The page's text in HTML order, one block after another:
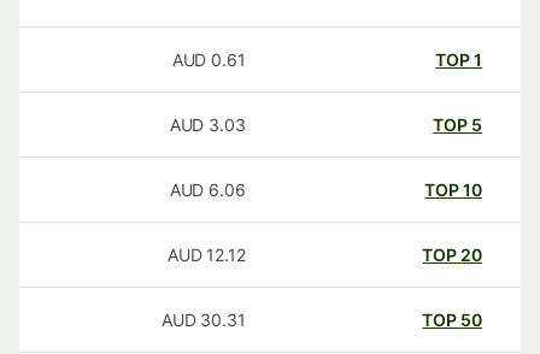
TOP
0.61
AUD
TOP
3.03
AUD
TOP
6.06
AUD
20
TOP
12.12
AUD
50
TOP
30.31
AUD